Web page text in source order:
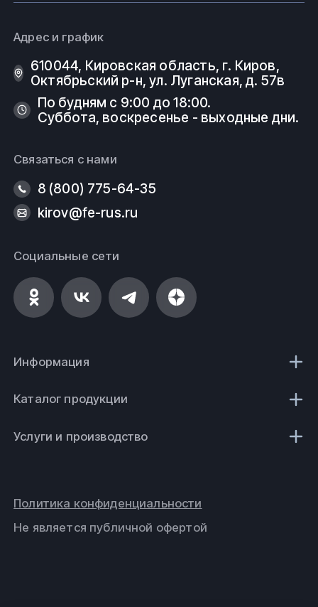
Адрес и график
610044, Кировская область, г. Киров, ​
Октябрьский р-н, ​ул. Луганская, д. 57в
По будням с 9:00 до 18:00.
Суббота, воскресенье - выходные дни.
Связаться с нами
8 (800) 775-64-35
kirov@fe-rus.ru
Социальные сети
Информация
Каталог продукции
Услуги и производство
Не является публичной офертой
Политика конфиденциальности